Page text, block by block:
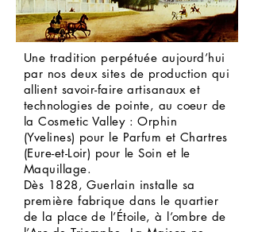
Une tradition perpétuée aujourd’hui
par nos deux sites de production qui
allient savoir-faire artisanaux et
technologies de pointe, au coeur de
la Cosmetic Valley : Orphin
(Yvelines) pour le Parfum et Chartres
(Eure-et-Loir) pour le Soin et le
Maquillage.
Dès 1828, Guerlain installe sa
première fabrique dans le quartier
de la place de l’Étoile, à l’ombre de